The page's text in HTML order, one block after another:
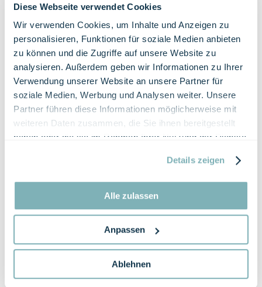
Diese Webseite verwendet Cookies
Wir verwenden Cookies, um Inhalte und Anzeigen zu
personalisieren, Funktionen für soziale Medien anbieten
zu können und die Zugriffe auf unsere Website zu
analysieren. Außerdem geben wir Informationen zu Ihrer
Verwendung unserer Website an unsere Partner für
soziale Medien, Werbung und Analysen weiter. Unsere
Partner führen diese Informationen möglicherweise mit
weiteren Daten zusammen, die Sie ihnen bereitgestellt
haben oder die sie im Rahmen Ihrer Nutzung der Dienste
Details zeigen
Alle zulassen
Anpassen
Ablehnen
Profitez du lac de Sarnen à la
Thaïlande
Profitez des créations raffinées et saisonnières, ou de
la cuisine thaïlandaise authentique. Votre aventure
culinaire commence au Wilerbar, où la soirée peut
également se terminer agréablement.